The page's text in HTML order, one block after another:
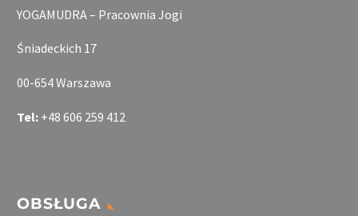
YOGAMUDRA – Pracownia Jogi
Śniadeckich 17
00-654 Warszawa
Tel: +48 606 259 412
OBSŁUGA